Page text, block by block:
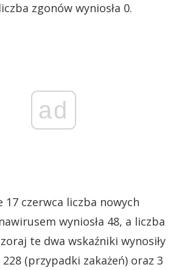
zgonów wyniosła 0.
ad
17 czerwca liczba nowych
wyniosła 48, a liczba
te dwa wskaźniki wynosiły
(przypadki zakażeń) oraz 3